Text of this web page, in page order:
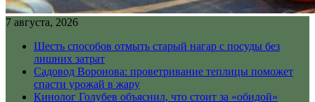
7 августа, 2026
Шесть способов отмыть старый нагар с посуды без
лишних затрат
Садовод Воронова: проветривание теплицы поможет
спасти урожай в жару
Кинолог Голубев объяснил, что стоит за «обидой»